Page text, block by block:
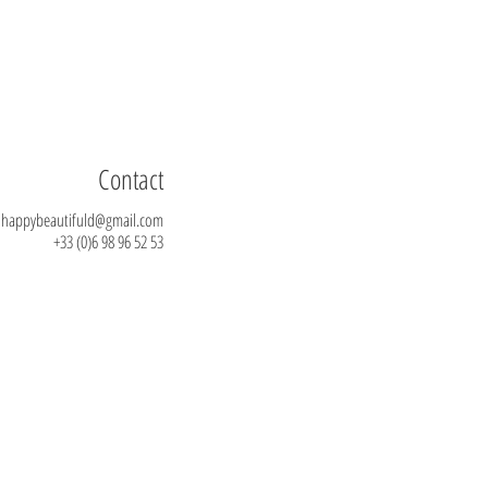
Contact
happybeautifuld@gmail.com
+33 (0)6 98 96 52 53